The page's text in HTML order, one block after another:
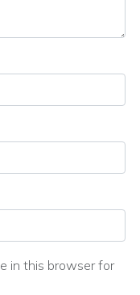
in this browser for